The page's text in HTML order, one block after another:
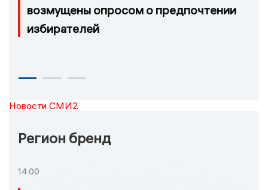
возмущены опросом о предпочтении
избирателей
Новости СМИ2
Регион бренд
14:00